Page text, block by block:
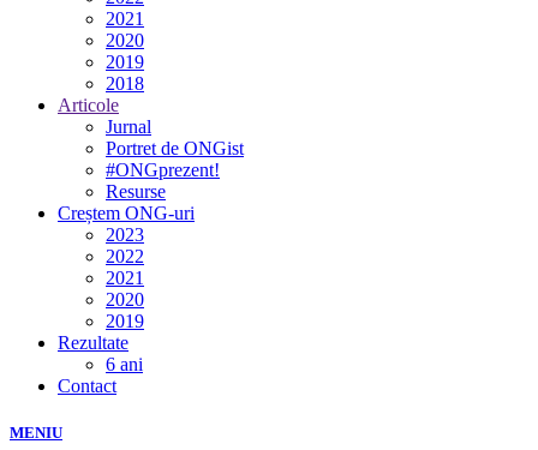
2021
2020
2019
2018
Articole
Jurnal
Portret de ONGist
#ONGprezent!
Resurse
Creștem ONG-uri
2023
2022
2021
2020
2019
Rezultate
6 ani
Contact
MENIU